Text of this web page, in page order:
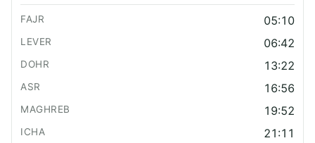
05:10
06:42
13:22
16:56
19:52
21:11